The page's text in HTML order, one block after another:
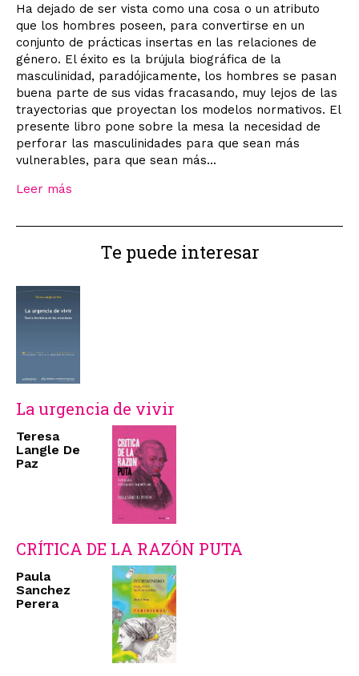
Ha dejado de ser vista como una cosa o un atributo
que los hombres poseen, para convertirse en un
conjunto de prácticas insertas en las relaciones de
género. El éxito es la brújula biográfica de la
masculinidad, paradójicamente, los hombres se pasan
buena parte de sus vidas fracasando, muy lejos de las
trayectorias que proyectan los modelos normativos. El
presente libro pone sobre la mesa la necesidad de
perforar las masculinidades para que sean más
vulnerables, para que sean más...
Leer más
Te puede interesar
La urgencia de vivir
Teresa
Langle De
Paz
CRÍTICA DE LA RAZÓN PUTA
Paula
Sanchez
Perera